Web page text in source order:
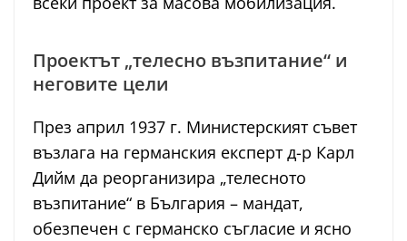
Проектът „телесно възпитание“ и
неговите цели
През април 1937 г. Министерският съвет
възлага на германския експерт д-р Карл
Дийм да реорганизира „телесното
възпитание“ в България – мандат,
обезпечен с германско съгласие и ясно